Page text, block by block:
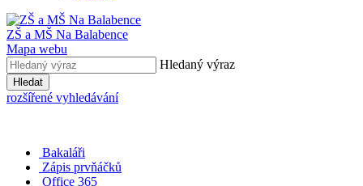
ZŠ a MŠ Na Balabence
Mapa webu
Hledaný výraz
Hledat
rozšířené vyhledávání
Bakaláři
Zápis prvňáčků
Office 365